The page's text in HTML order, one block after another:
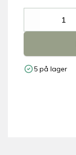
Decrease
5 på lager